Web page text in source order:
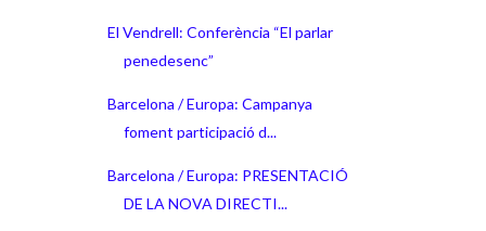
El Vendrell: Conferència “El parlar
penedesenc”
Barcelona / Europa: Campanya
foment participació d...
Barcelona / Europa: PRESENTACIÓ
DE LA NOVA DIRECTI...